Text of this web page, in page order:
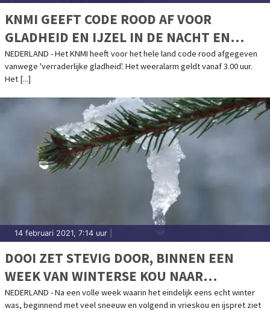
KNMI GEEFT CODE ROOD AF VOOR
GLADHEID EN IJZEL IN DE NACHT EN
OCHTEND
NEDERLAND - Het KNMI heeft voor het hele land code rood afgegeven
vanwege 'verraderlijke gladheid'. Het weeralarm geldt vanaf 3.00 uur.
Het [...]
14 februari 2021, 7:14 uur
DOOI ZET STEVIG DOOR, BINNEN EEN
WEEK VAN WINTERSE KOU NAAR
LENTEGEVOEL
NEDERLAND - Na een volle week waarin het eindelijk eens echt winter
was, beginnend met veel sneeuw en volgend in vrieskou en ijspret ziet